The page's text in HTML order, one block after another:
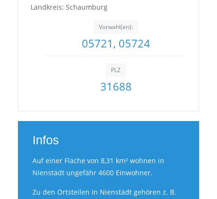
Landkreis: Schaumburg
Vorwahl(en):
05721, 05724
PLZ
31688
Infos
Auf einer Fläche von 8,31 km² wohnen in
Nienstädt ungefähr 4600 Einwohner.
Zu den Ortsteilen in Nienstädt gehören z. B.